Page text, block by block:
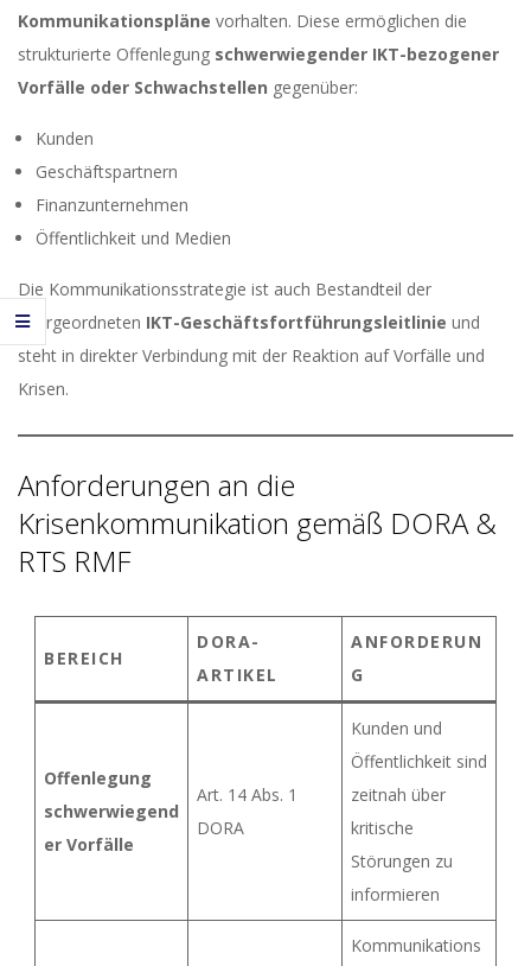
Kommunikationspläne vorhalten. Diese ermöglichen die
strukturierte Offenlegung schwerwiegender IKT-bezogener
Vorfälle oder Schwachstellen gegenüber:
Kunden
Geschäftspartnern
Finanzunternehmen
Öffentlichkeit und Medien
Die Kommunikationsstrategie ist auch Bestandteil der
übergeordneten IKT-Geschäftsfortführungsleitlinie und
steht in direkter Verbindung mit der Reaktion auf Vorfälle und
Krisen.
Anforderungen an die
Krisenkommunikation gemäß DORA &
RTS RMF
BEREICH
DORA-
ARTIKEL
ANFORDERUN
G
Offenlegung
schwerwiegend
er Vorfälle
Art. 14 Abs. 1
DORA
Kunden und
Öffentlichkeit sind
zeitnah über
kritische
Störungen zu
informieren
Kommunikations